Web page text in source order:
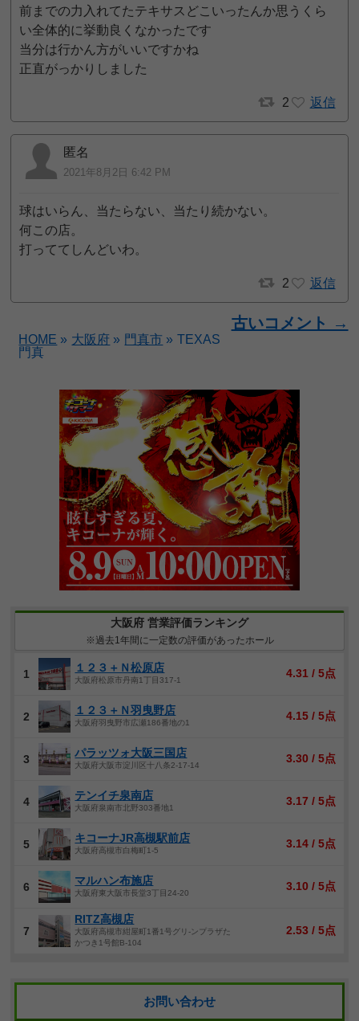
前までの力入れてたテキサスどこいったんか思うくら
い全体的に挙動良くなかったです
当分は行かん方がいいですかね
正直がっかりしました
2 返信
匿名
2021年8月2日 6:42 PM
球はいらん、当たらない、当たり続かない。
何この店。
打っててしんどいわ。
2 返信
古いコメント →
HOME » 大阪府 » 門真市 » TEXAS
門真
大阪府 営業評価ランキング
※過去1年間に一定数の評価があったホール
1 １２３＋Ｎ松原店
大阪府松原市丹南1丁目317-1
4.31 / 5点
2 １２３＋Ｎ羽曳野店
大阪府羽曳野市広瀬186番地の1
4.15 / 5点
3 パラッツォ大阪三国店
大阪府大阪市淀川区十八条2-17-14
3.30 / 5点
4 テンイチ泉南店
大阪府泉南市北野303番地1
3.17 / 5点
5 キコーナJR高槻駅前店
大阪府高槻市白梅町1-5
3.14 / 5点
6 マルハン布施店
大阪府東大阪市長堂3丁目24-20
3.10 / 5点
7
RITZ高槻店
大阪府高槻市紺屋町1番1号グリ-ンプラザた
かつき1号館B-104
2.53 / 5点
お問い合わせ